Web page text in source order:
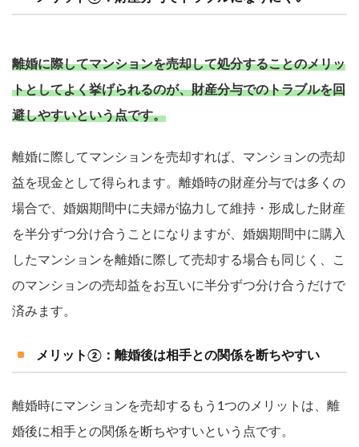
離婚に際してマンションを売却して処分することのメリッ
トとしてよく挙げられるのが、財産分与でのトラブルを回
避しやすいという点です。
離婚に際してマンションを売却すれば、マンションの売却
益を現金として得られます。離婚時の財産分与では多くの
場合で、婚姻期間中に夫婦が協力して維持・形成した財産
を半分ずつ分け合うことになりますが、婚姻期間中に購入
したマンションを離婚に際して売却する場合も同じく、こ
のマンションの売却益をお互いに半分ずつ分け合うだけで
済みます。
メリット②：離婚後は相手との関係を断ちやすい
離婚時にマンションを売却するもう1つのメリットは、離
婚後に相手との関係を断ちやすいという点です。